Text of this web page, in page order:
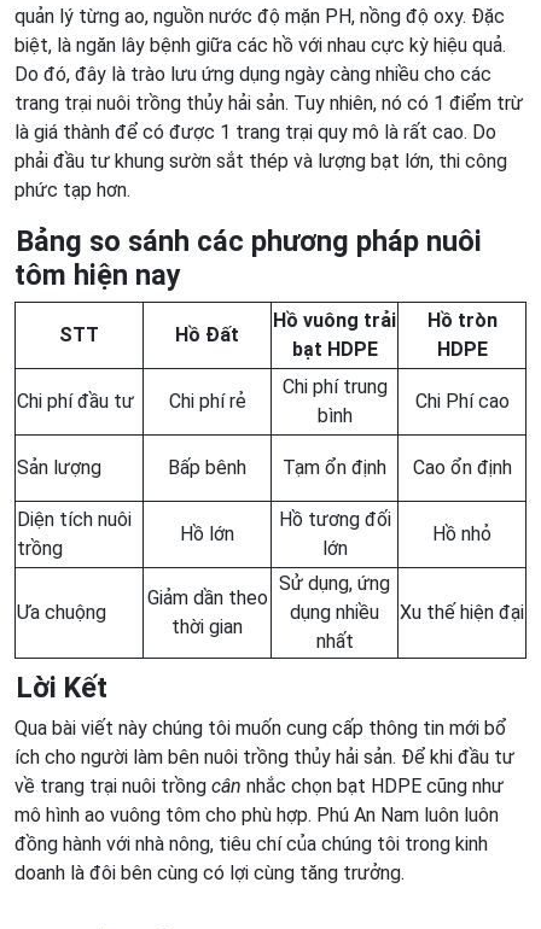
quản lý từng ao, nguồn nước độ mặn PH, nồng độ oxy. Đặc
biệt, là ngăn lây bệnh giữa các hồ với nhau cực kỳ hiệu quả.
Do đó, đây là trào lưu ứng dụng ngày càng nhiều cho các
trang trại nuôi trồng thủy hải sản. Tuy nhiên, nó có 1 điểm trừ
là giá thành để có được 1 trang trại quy mô là rất cao. Do
phải đầu tư khung sườn sắt thép và lượng bạt lớn, thi công
phức tạp hơn.
Bảng so sánh các phương pháp nuôi
tôm hiện nay
STT Hồ Đất
Hồ vuông trải
bạt HDPE
Hồ tròn
HDPE
Chi phí đầu tư Chi phí rẻ
Chi phí trung
bình
Chi Phí cao
Sản lượng Bấp bênh Tạm ổn định Cao ổn định
Diện tích nuôi
trồng
Hồ lớn
Hồ tương đối
lớn
Hồ nhỏ
Ưa chuộng
Giảm dần theo
thời gian
Sử dụng, ứng
dụng nhiều
nhất
Xu thế hiện đại
Lời Kết
Qua bài viết này chúng tôi muốn cung cấp thông tin mới bổ
ích cho người làm bên nuôi trồng thủy hải sản. Để khi đầu tư
về trang trại nuôi trồng cân nhắc chọn bạt HDPE cũng như
mô hình ao vuông tôm cho phù hợp. Phú An Nam luôn luôn
đồng hành với nhà nông, tiêu chí của chúng tôi trong kinh
doanh là đôi bên cùng có lợi cùng tăng trưởng.